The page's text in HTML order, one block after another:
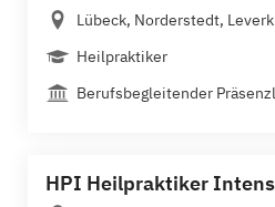
Lübeck, Norderstedt,
Heilpraktiker
Berufsbegleitender
HPI Heilpraktiker